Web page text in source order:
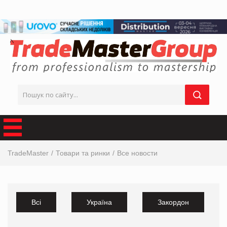
TradeMaster Товари та ринки Все новости
Всі Україна Закордон